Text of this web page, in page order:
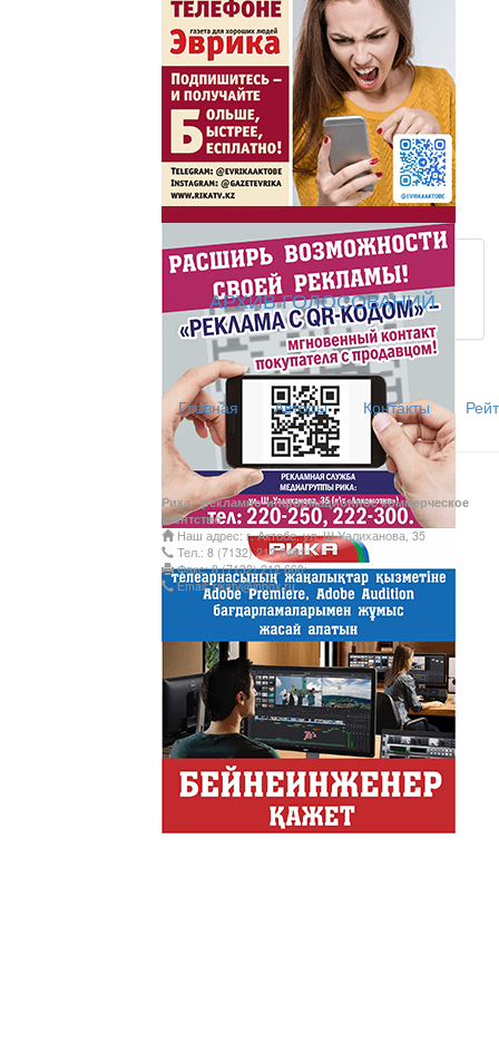
АРХИВ ГОЛОСОВАНИЙ
Главная Авторы Контакты
Рика - рекламно-информационное коммерческое
агентство
Наш адрес: г. Актобе, ул. Ш.Уалиханова, 35
Тел.: 8 (7132) 212 249;
Факс: 8 (7132) 212 660;
Email: rikatv@inbox.ru